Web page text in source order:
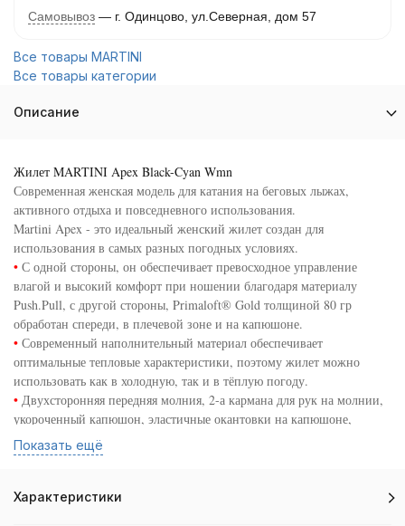
Самовывоз г. Одинцово, ул.Северная, дом 57
Все товары MARTINI
Все товары категории
Описание
Жилет MARTINI Apex Black-Cyan Wmn
Современная женская модель для катания на беговых лыжах,
активного отдыха и повседневного использования.
Martini Apex - это идеальный женский жилет создан для
использования в самых разных погодных условиях.
• С одной стороны, он обеспечивает превосходное управление
влагой и высокий комфорт при ношении благодаря материалу
Push.Pull, с другой стороны, Primaloft® Gold толщиной 80 гр
обработан спереди, в плечевой зоне и на капюшоне.
• Современный наполнительный материал обеспечивает
оптимальные тепловые характеристики, поэтому жилет можно
использовать как в холодную, так и в тёплую погоду.
• Двухсторонняя передняя молния, 2-а кармана для рук на молнии,
укороченный капюшон, эластичные окантовки на капюшоне,
проймах и кромке, светоотражающий логотип на спине.
•Материальная композиция:
Подкладка: 100 % полиамид; Набивка: 100 % полиэстер
Показать ещё
Характеристики